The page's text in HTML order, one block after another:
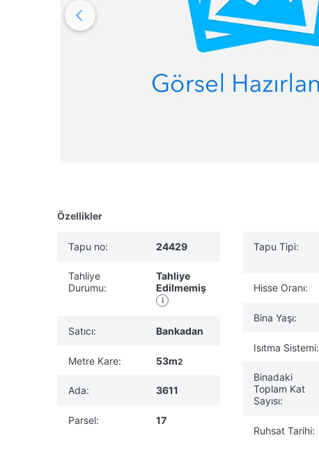
Özellikler
Tapu no: 24429
Tahliye
Durumu:
Tahliye
Edilmemiş
i
Satıcı: Bankadan
Metre Kare: 53m2
Ada: 3611
Parsel: 17
Tapu Tipi:
Hisse Oranı:
Bina Yaşı:
Isıtma Sistemi:
Binadaki
Toplam Kat
Sayısı:
Ruhsat Tarihi: